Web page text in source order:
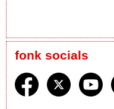
fonk socials